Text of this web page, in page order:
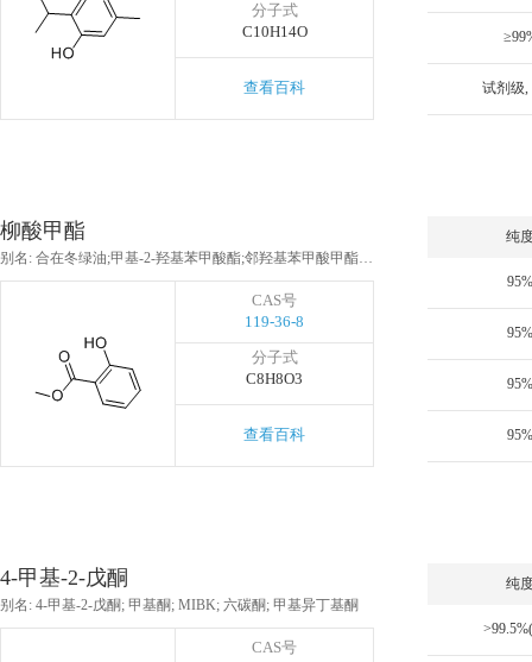
分子式
C10H14O
查看百科 试剂级,
柳酸甲酯
别名: 合在冬绿油;甲基-2-羟基苯甲酸酯;邻羟基苯甲酸甲酯;水杨酸甲酯;柳酸甲酯;冬青油;2-羟基苯甲酸甲酯;合成冬绿油
CAS号
119-36-8
分子式
C8H8O3
查看百科
纯
95%
95%
95%
95%
4-甲基-2-戊酮
别名: 4-甲基-2-戊酮; 甲基酮; MIBK; 六碳酮; 甲基异丁基酮
CAS号
纯